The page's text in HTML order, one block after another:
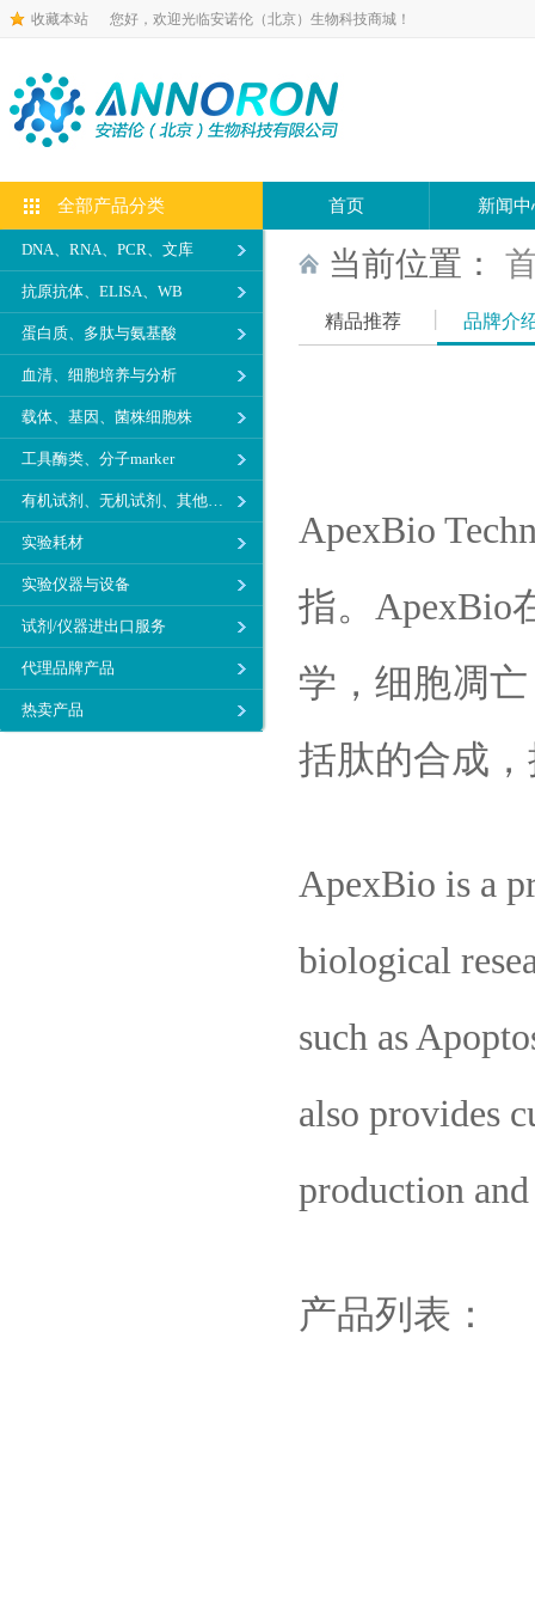
收藏本站 您好，欢迎光临安诺伦（北京）生物科技商城！
全部产品分类
DNA、RNA、PCR、文库
抗原抗体、ELISA、WB
蛋白质、多肽与氨基酸
血清、细胞培养与分析
载体、基因、菌株细胞株
工具酶类、分子marker
有机试剂、无机试剂、其他生化试剂
实验耗材
实验仪器与设备
试剂/仪器进出口服务
代理品牌产品
热卖产品
首页 新闻中
当前位置：
精品推荐 品牌介
ApexBio
指。ApexBio
学，细胞凋
括肽的合成
ApexBio is a
biological
such as
also provides
production
产品列表：